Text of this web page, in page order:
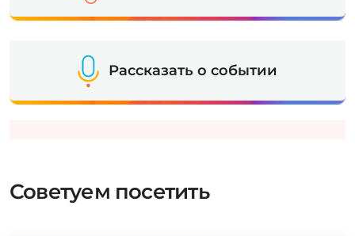
Рассказать о событии
Советуем посетить